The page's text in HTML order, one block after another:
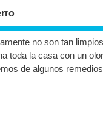
no son tan
toda la casa con un
de algunos